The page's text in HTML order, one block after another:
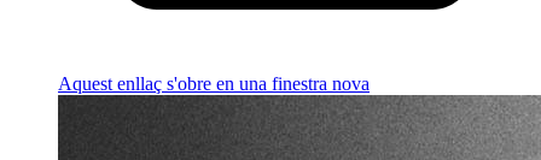
Aquest enllaç s'obre en una finestra nova